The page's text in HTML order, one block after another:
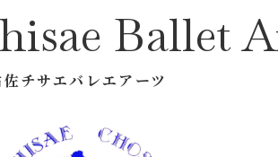
Ballet
佐チサエバレエアーツ